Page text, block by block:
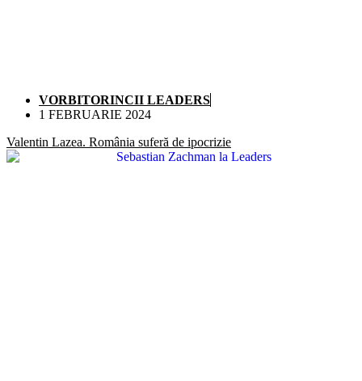
VORBITORINCII LEADERS
1 FEBRUARIE 2024
Valentin Lazea. România suferă de ipocrizie